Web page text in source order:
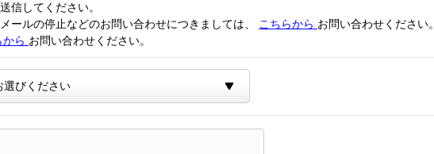
信してください。
ルの停止などのお問い合わせにつきましては、
こちらから お問い合わせください。
ら お問い合わせください。